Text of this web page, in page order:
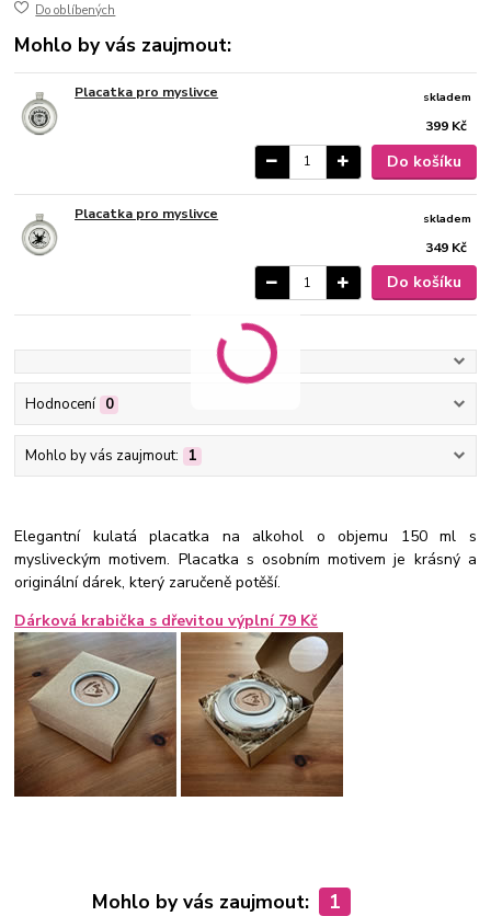
Do oblíbených
Mohlo by vás zaujmout:
Placatka pro myslivce
399 Kč
skladem
Do košíku
Placatka pro myslivce
349 Kč
skladem
Do košíku
Hodnocení 0
Mohlo by vás zaujmout: 1
Elegantní kulatá placatka na alkohol o objemu 150 ml s
mysliveckým motivem. Placatka s osobním motivem je krásný a
originální dárek, který zaručeně potěší.
Dárková krabička s dřevitou výplní 79 Kč
Mohlo by vás zaujmout: 1